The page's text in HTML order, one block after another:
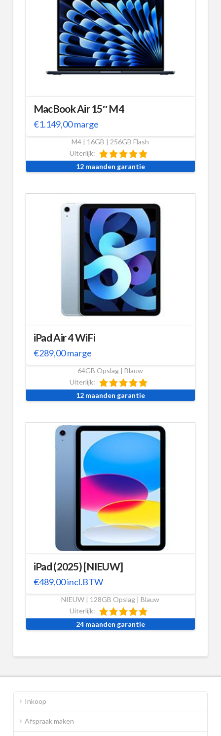
MacBook Air 15″ M4
€1.149,00marge
M4 | 16GB | 256GB Flash
Uiterlijk:
12 maanden garantie
iPad Air 4 WiFi
€289,00marge
64GB Opslag | Blauw
Uiterlijk:
12 maanden garantie
iPad (2025) [NIEUW]
€489,00incl.BTW
NIEUW | 128GB Opslag | Blauw
Uiterlijk:
24 maanden garantie
Inkoop
Afspraak maken